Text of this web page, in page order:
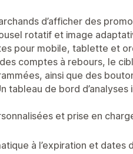
d’afficher des
rotatif et image
pour mobile, tablette et
comptes à rebours, le
ainsi que des
tableau de bord
et prise en
à l’expiration et